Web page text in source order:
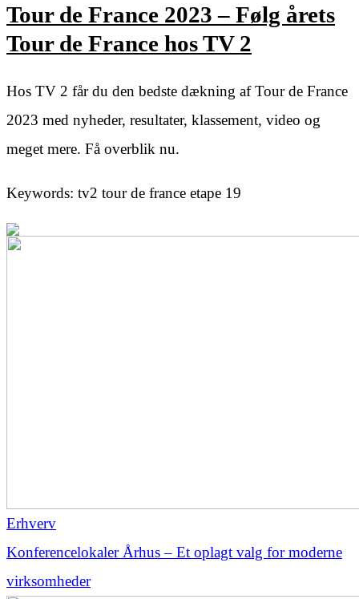
Tour de France 2023 – Følg årets
Tour de France hos TV 2
Hos TV 2 får du den bedste dækning af Tour de France
2023 med nyheder, resultater, klassement, video og
meget mere. Få overblik nu.
Keywords: tv2 tour de france etape 19
Erhverv
Konferencelokaler Århus – Et oplagt valg for moderne
virksomheder